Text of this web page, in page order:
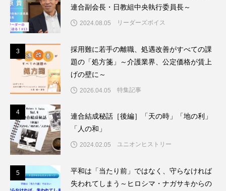
連合副会長・日教組中央執行委員長～
2024.08.05 リーダーズボイス
3
採用難に若手の離職、処遇改善がすべての課
題の「処方箋」～介護業界、公定価格が賃上
げの壁に～
2026.04.05 特集記事
4
連合結成秘話［後編］「天の時」「地の利」
「人の和」
2024.02.05 ユニオンヒストリー
5
平和は「当たり前」ではなく、守らなければ
失われてしまう～ヒロシマ・ナガサキからの